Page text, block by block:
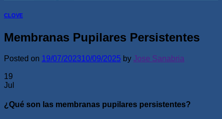
CLOVE
Membranas Pupilares Persistentes
Posted on 19/07/202310/09/2025 by Jose Sanabria
19
Jul
¿Qué son las membranas pupilares persistentes?